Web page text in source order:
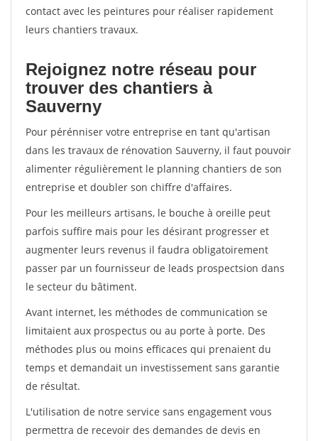
contact avec les peintures pour réaliser rapidement
leurs chantiers travaux.
Rejoignez notre réseau pour
trouver des chantiers à
Sauverny
Pour pérénniser votre entreprise en tant qu'artisan
dans les travaux de rénovation Sauverny, il faut pouvoir
alimenter régulièrement le planning chantiers de son
entreprise et doubler son chiffre d'affaires.
Pour les meilleurs artisans, le bouche à oreille peut
parfois suffire mais pour les désirant progresser et
augmenter leurs revenus il faudra obligatoirement
passer par un fournisseur de leads prospectsion dans
le secteur du bâtiment.
Avant internet, les méthodes de communication se
limitaient aux prospectus ou au porte à porte. Des
méthodes plus ou moins efficaces qui prenaient du
temps et demandait un investissement sans garantie
de résultat.
L'utilisation de notre service sans engagement vous
permettra de recevoir des demandes de devis en